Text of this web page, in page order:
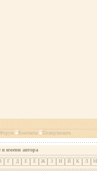
Форум
Контакты Пожертвовать
в имени автора
Г Д Е Ё Ж З И Й К Л М